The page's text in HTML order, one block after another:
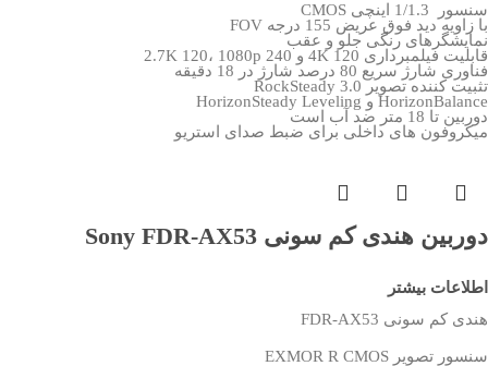
سنسور 1/1.3 اینچی CMOS
با زاویه دید فوق عریض 155 درجه FOV
نمایشگرهای رنگی جلو و عقب
قابلیت فیلمبرداری 4K 120 و 2.7K 120، 1080p 240
فناوری شارژ سریع 80 درصد شارژ در 18 دقیقه
تثبیت کننده تصویر RockSteady 3.0
HorizonBalance و HorizonSteady Leveling
دوربین تا 18 متر ضد آب است
میکروفون های داخلی برای ضبط صدای استریو
دوربین هندی کم سونی Sony FDR-AX53
اطلاعات بیشتر
هندی کم سونی FDR-AX53
سنسور تصویر EXMOR R CMOS